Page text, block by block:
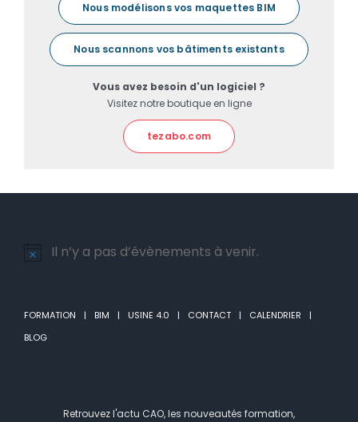
Nous modélisons vos maquettes BIM
Nous scannons vos bâtiments existants
Vous avez besoin d'un logiciel ?
Visitez notre boutique en ligne
tezabo.com
Notice
Il n’y a pas d’évènements à venir.
FORMATION BIM USINE 4.0 CONTACT
CALENDRIER
BLOG
Retrouvez l'actu CAO, les nouveautés formation,